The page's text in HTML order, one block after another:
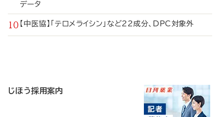
データ
【中医協】「テロメライシン」など22成分、DPC対象外
じほう採用案内